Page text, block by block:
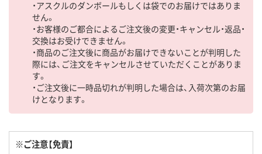
・アスクルのダンボールもしくは袋でのお届けではありま
せん。
・お客様のご都合によるご注文後の変更・キャンセル・返品・
交換はお受けできません。
・商品のご注文後に商品がお届けできないことが判明した
際には、ご注文をキャンセルさせていただくことがありま
す。
・ご注文後に一時品切れが判明した場合は、入荷次第のお届
けとなります。
※ご注意【免責】